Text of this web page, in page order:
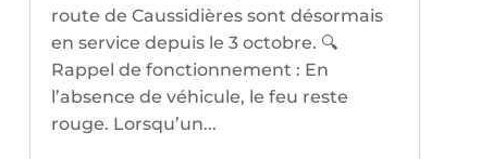
route de Caussidières sont désormais
en service depuis le 3 octobre. 🔍
Rappel de fonctionnement : En
l’absence de véhicule, le feu reste
rouge. Lorsqu’un...